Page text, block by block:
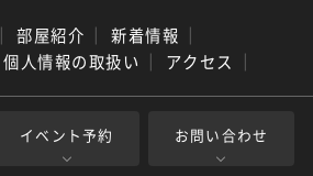
｜ 部屋紹介 ｜ 新着情報 ｜
個人情報の取扱い ｜ アクセス ｜
イベント予約 お問い合わせ